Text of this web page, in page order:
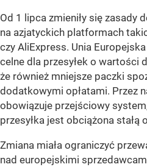
Od 1 lipca zmieniły się zasady
na azjatyckich platformach
czy AliExpress. Unia
celne dla przesyłek o wartości
że również mniejsze paczki
dodatkowymi opłatami. Przez
obowiązuje przejściowy
przesyłka jest obciążona stałą
Zmiana miała ograniczyć
nad europejskimi